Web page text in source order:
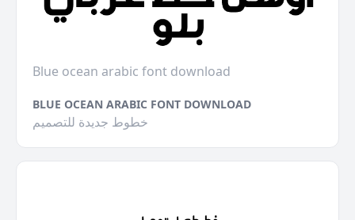
Blue ocean arabic font download
BLUE OCEAN ARABIC FONT DOWNLOAD
خطوط جديدة للتصميم